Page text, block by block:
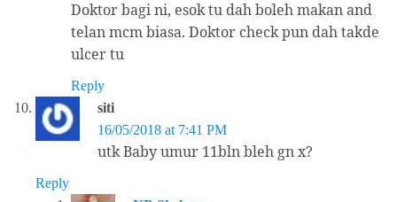
Doktor bagi ni, esok tu dah boleh makan and
telan mcm biasa. Doktor check pun dah takde
ulcer tu
Reply
siti
16/05/2018 at 7:41 PM
utk Baby umur 11bln bleh gn x?
Reply